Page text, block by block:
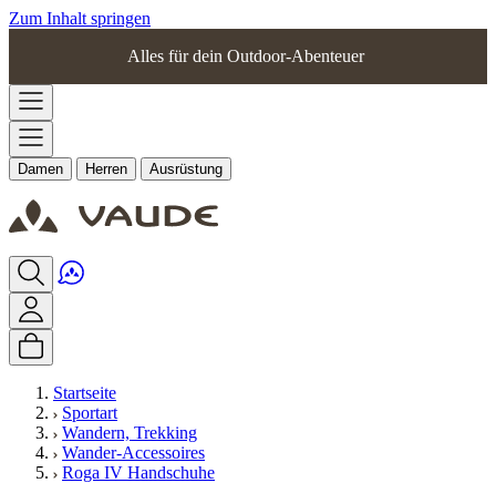
Zum Inhalt springen
Alles für dein Outdoor-Abenteuer
Damen Herren Ausrüstung
Startseite
Sportart
Wandern, Trekking
Wander-Accessoires
Roga IV Handschuhe